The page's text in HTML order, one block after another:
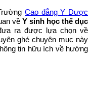
Cao đẳng Y Dược
về Y sinh học thể dục
ra được lựa chọn về
ghé chuyên mục này
tin hữu ích về hướng